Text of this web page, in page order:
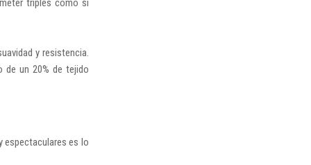
triples como si
y resistencia.
de un 20% de tejido
espectaculares es lo